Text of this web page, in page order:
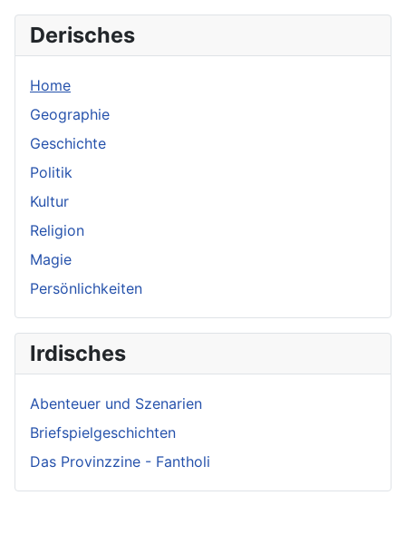
Derisches
Home
Geographie
Geschichte
Politik
Kultur
Religion
Magie
Persönlichkeiten
Irdisches
Abenteuer und Szenarien
Briefspielgeschichten
Das Provinzzine - Fantholi